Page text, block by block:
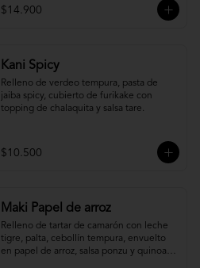
$14.900
Kani Spicy
Relleno de verdeo tempura, pasta de
jaiba spicy, cubierto de furikake con
topping de chalaquita y salsa tare.
$10.500
Maki Papel de arroz
Relleno de tartar de camarón con leche
tigre, palta, cebollín tempura, envuelto
en papel de arroz, salsa ponzu y quinoa